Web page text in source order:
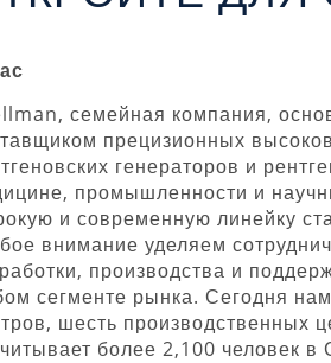
семейная компания,
прецизионных
генераторов и
промышленности и
и современную линейку
внимание уделяем
производства и
сегменте рынка. Сегодня
шесть производственных
более 2,100 человек